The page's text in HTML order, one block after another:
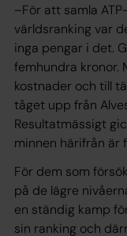
–För att samla
världsranking var
inga pengar i det.
femhundra kronor.
kostnader och till
tåget upp från
Resultatmässigt
minnen härifrån är
För dem som
på de lägre
en ständig kamp
sin ranking och